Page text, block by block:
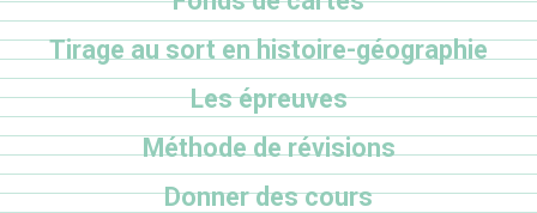
Tirage au sort en histoire-géographie
Les épreuves
Méthode de révisions
Donner des cours